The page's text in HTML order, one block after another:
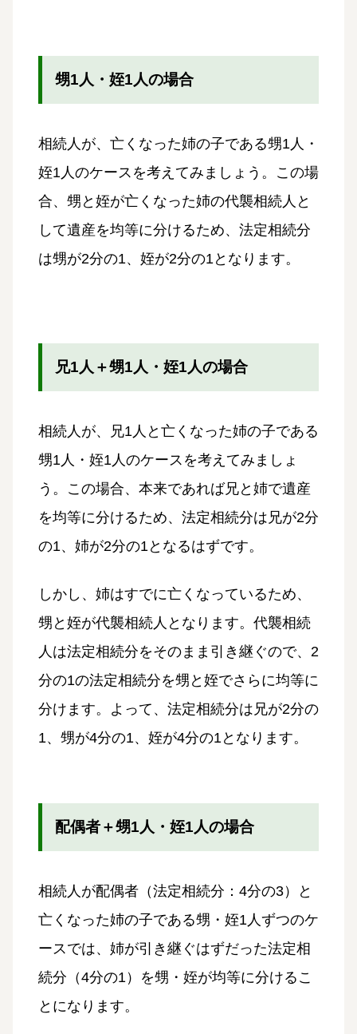
甥1人・姪1人の場合
相続人が、亡くなった姉の子である甥1人・
姪1人のケースを考えてみましょう。この場
合、甥と姪が亡くなった姉の代襲相続人と
して遺産を均等に分けるため、法定相続分
は甥が2分の1、姪が2分の1となります。
兄1人＋甥1人・姪1人の場合
相続人が、兄1人と亡くなった姉の子である
甥1人・姪1人のケースを考えてみましょ
う。この場合、本来であれば兄と姉で遺産
を均等に分けるため、法定相続分は兄が2分
の1、姉が2分の1となるはずです。
しかし、姉はすでに亡くなっているため、
甥と姪が代襲相続人となります。代襲相続
人は法定相続分をそのまま引き継ぐので、2
分の1の法定相続分を甥と姪でさらに均等に
分けます。よって、法定相続分は兄が2分の
1、甥が4分の1、姪が4分の1となります。
配偶者＋甥1人・姪1人の場合
相続人が配偶者（法定相続分：4分の3）と
亡くなった姉の子である甥・姪1人ずつのケ
ースでは、姉が引き継ぐはずだった法定相
続分（4分の1）を甥・姪が均等に分けるこ
とになります。